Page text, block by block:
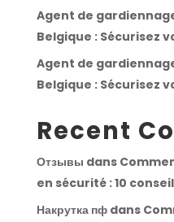
Agent de
Belgique : Sécurisez
Agent de
Belgique : Sécurisez
Recent
Отзывы dans
en sécurité : 10
Накрутка пфdans